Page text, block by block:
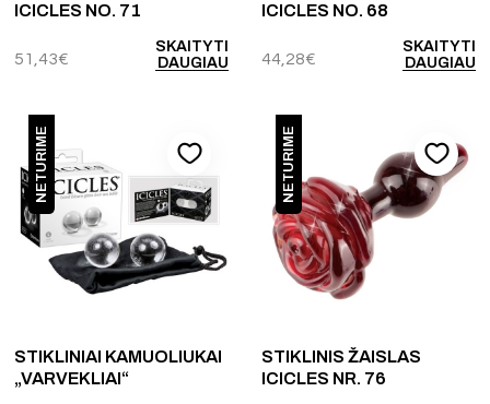
ICICLES NO. 71
51,43€
SKAITYTI
DAUGIAU
ICICLES NO. 68
44,28€
SKAITYTI
DAUGIAU
NETURIME
STIKLINIAI KAMUOLIUKAI
„VARVEKLIAI“
NETURIME
STIKLINIS ŽAISLAS
ICICLES NR. 76